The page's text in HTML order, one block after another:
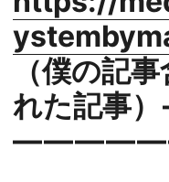
（僕の記
れた記事
— — — —